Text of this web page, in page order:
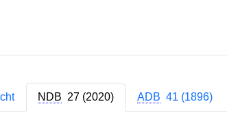
NDB 27 (2020) ADB 41 (1896)